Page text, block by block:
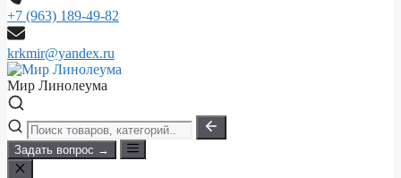
+7 (963) 189-49-82
krkmir@yandex.ru
Мир Линолеума
Задать вопрос →